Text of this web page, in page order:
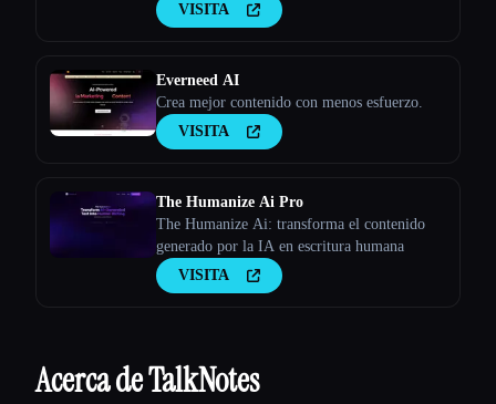
VISITA
Everneed AI
Crea mejor contenido con menos esfuerzo.
VISITA
The Humanize Ai Pro
The Humanize Ai: transforma el contenido
generado por la IA en escritura humana
VISITA
Acerca de TalkNotes